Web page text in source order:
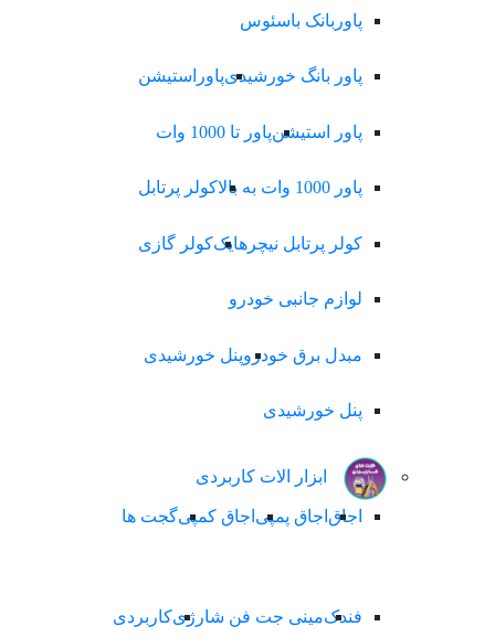
پاوربانک باسئوس
پاور بانگ خورشیدیپاوراستیشن
پاور استیشنپاور تا 1000 وات
پاور 1000 وات به بالا کولر پرتابل
کولر پرتابل نیچرهایککولر گازی
لوازم جانبی خودرو
مبدل برق خودروپنل خورشیدی
پنل خورشیدی
ابزار الات کاربردی
اجاق اجاق پمپی اجاق کمپیگجت ها
فندکمینی جت فن شارژیکاربردی